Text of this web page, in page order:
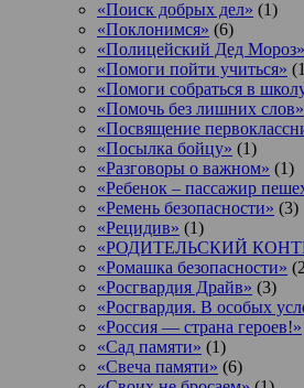
«Поиск добрых дел» (1)
«Поклонимся» (6)
«Полицейский Дед Мороз»
«Помоги пойти учиться»
«Помоги собраться в
«Помочь без лишних слов»
«Посвящение
«Посылка бойцу» (1)
«Разговоры о важном» (1)
«Ребенок – пассажир
«Ремень безопасности» (3)
«Рецидив» (1)
«РОДИТЕЛЬСКИЙ
«Ромашка безопасности»
«Росгвардия Драйв» (3)
«Росгвардия. В особых
«Россия — страна героев!»
«Сад памяти» (1)
«Свеча памяти» (6)